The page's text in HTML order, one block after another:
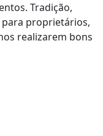
Tradição,
para proprietários,
realizarem bons